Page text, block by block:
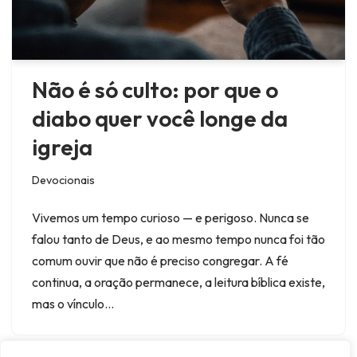
Não é só culto: por que o
diabo quer você longe da
igreja
Devocionais
Vivemos um tempo curioso — e perigoso. Nunca se
falou tanto de Deus, e ao mesmo tempo nunca foi tão
comum ouvir que não é preciso congregar. A fé
continua, a oração permanece, a leitura bíblica existe,
mas o vínculo…